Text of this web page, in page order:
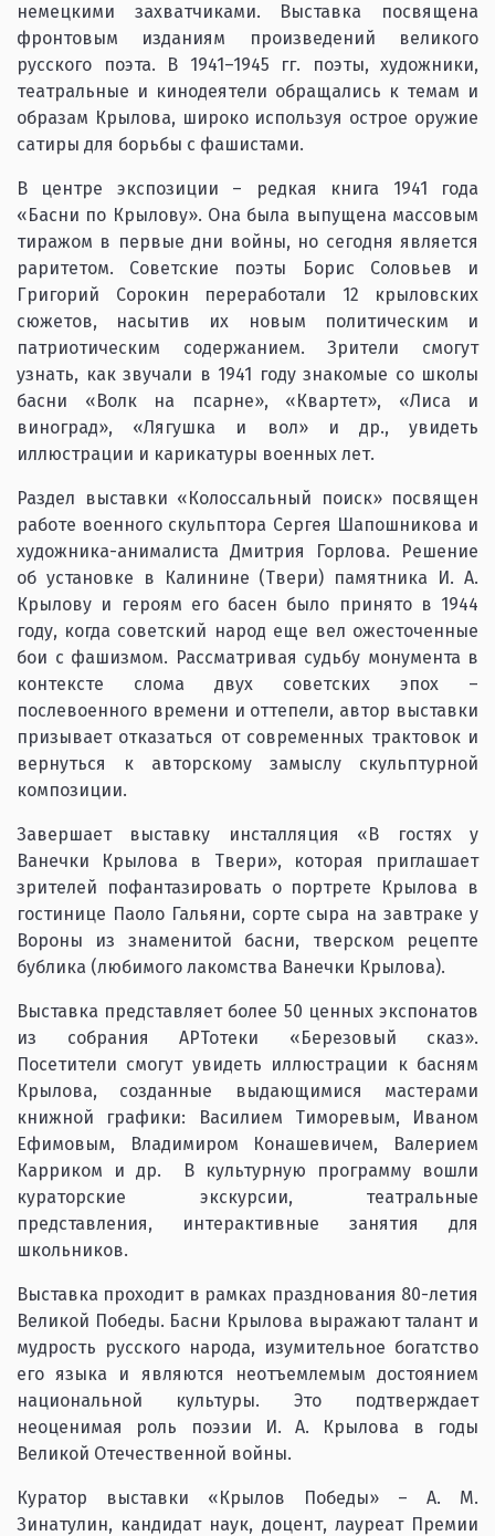
немецкими захватчиками. Выставка посвящена
фронтовым изданиям произведений великого
русского поэта. В 1941–1945 гг. поэты, художники,
театральные и кинодеятели обращались к темам и
образам Крылова, широко используя острое оружие
сатиры для борьбы с фашистами.
В центре экспозиции – редкая книга 1941 года
«Басни по Крылову». Она была выпущена массовым
тиражом в первые дни войны, но сегодня является
раритетом. Советские поэты Борис Соловьев и
Григорий Сорокин переработали 12 крыловских
сюжетов, насытив их новым политическим и
патриотическим содержанием. Зрители смогут
узнать, как звучали в 1941 году знакомые со школы
басни «Волк на псарне», «Квартет», «Лиса и
виноград», «Лягушка и вол» и др., увидеть
иллюстрации и карикатуры военных лет.
Раздел выставки «Колоссальный поиск» посвящен
работе военного скульптора Сергея Шапошникова и
художника-анималиста Дмитрия Горлова. Решение
об установке в Калинине (Твери) памятника И. А.
Крылову и героям его басен было принято в 1944
году, когда советский народ еще вел ожесточенные
бои с фашизмом. Рассматривая судьбу монумента в
контексте слома двух советских эпох –
послевоенного времени и оттепели, автор выставки
призывает отказаться от современных трактовок и
вернуться к авторскому замыслу скульптурной
композиции.
Завершает выставку инсталляция «В гостях у
Ванечки Крылова в Твери», которая приглашает
зрителей пофантазировать о портрете Крылова в
гостинице Паоло Гальяни, сорте сыра на завтраке у
Вороны из знаменитой басни, тверском рецепте
бублика (любимого лакомства Ванечки Крылова).
Выставка представляет более 50 ценных экспонатов
из собрания АРТотеки «Березовый сказ».
Посетители смогут увидеть иллюстрации к басням
Крылова, созданные выдающимися мастерами
книжной графики: Василием Тиморевым, Иваном
Ефимовым, Владимиром Конашевичем, Валерием
Карриком и др. В культурную программу вошли
кураторские экскурсии, театральные
представления, интерактивные занятия для
школьников.
Выставка проходит в рамках празднования 80-летия
Великой Победы. Басни Крылова выражают талант и
мудрость русского народа, изумительное богатство
его языка и являются неотъемлемым достоянием
национальной культуры. Это подтверждает
неоценимая роль поэзии И. А. Крылова в годы
Великой Отечественной войны.
Куратор выставки «Крылов Победы» – А. М.
Зинатулин, кандидат наук, доцент, лауреат Премии